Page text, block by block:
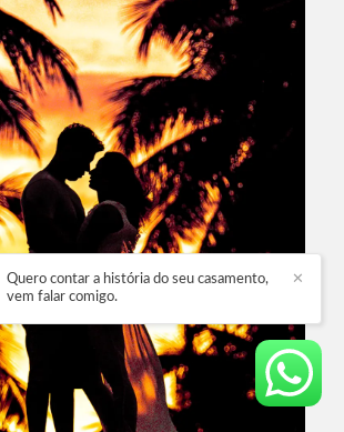
✕
Quero contar a história do seu casamento,
vem falar comigo.